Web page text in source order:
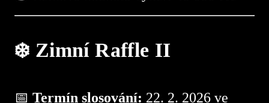
❄️ Zimní Raffle II
📅 Termín slosování: 22. 2. 2026 ve